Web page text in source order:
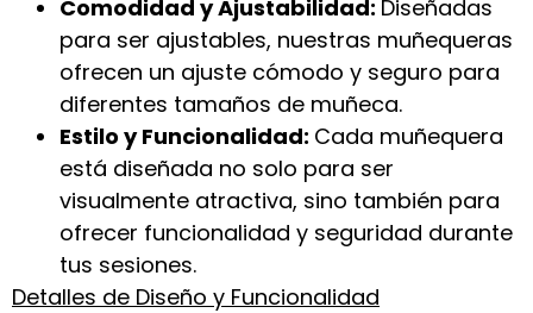
Comodidad y Ajustabilidad: Diseñadas
para ser ajustables, nuestras muñequeras
ofrecen un ajuste cómodo y seguro para
diferentes tamaños de muñeca.
Estilo y Funcionalidad: Cada muñequera
está diseñada no solo para ser
visualmente atractiva, sino también para
ofrecer funcionalidad y seguridad durante
tus sesiones.
Detalles de Diseño y Funcionalidad